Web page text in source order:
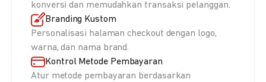
konversi dan memudahkan transaksi pelanggan.
Branding Kustom
Personalisasi halaman checkout dengan logo,
warna, dan nama brand.
Kontrol Metode Pembayaran
Atur metode pembayaran berdasarkan